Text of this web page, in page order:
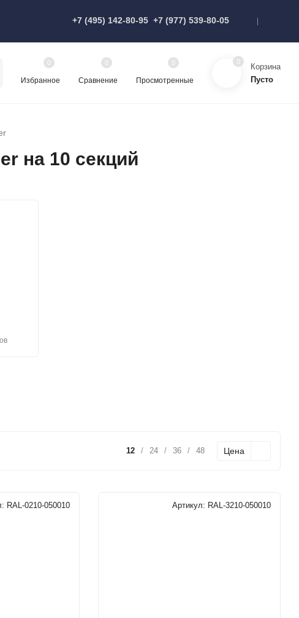
+7 (495) 142-80-95 +7 (977) 539-80-05
Избранное
0
Сравнение
0
Просмотренные
0 0
Корзина
Пусто
на 10 секций
12 / 24 / 36 / 48 Цена
RAL-0210-050010 Артикул: RAL-3210-050010